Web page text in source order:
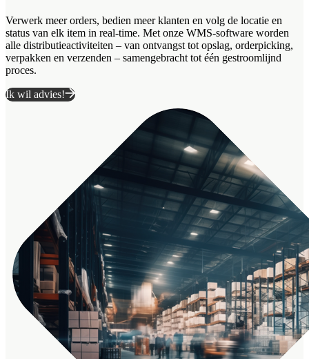
Verwerk meer orders, bedien meer klanten en volg de locatie en
status van elk item in real-time. Met onze WMS-software worden
alle distributieactiviteiten – van ontvangst tot opslag, orderpicking,
verpakken en verzenden – samengebracht tot één gestroomlijnd
proces.
Ik wil advies!